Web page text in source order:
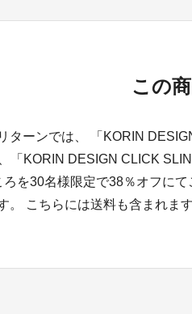
この
ターンでは、 「KORIN
「KORIN DESIGN CLICK
ろを30名様限定で38％オフに
。 こちらには送料も含まれます